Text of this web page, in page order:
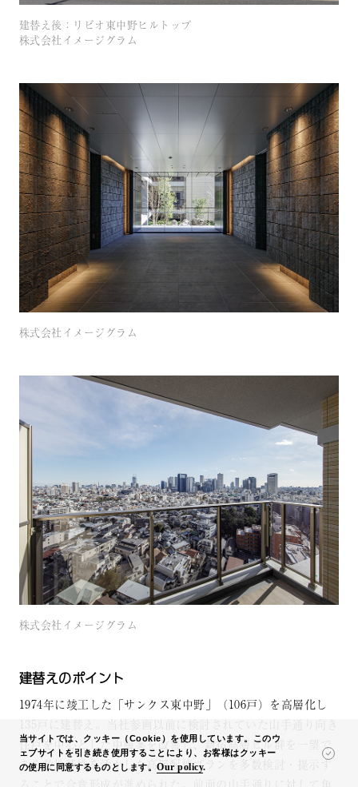
建替え後：リビオ東中野ヒルトップ
株式会社イメージグラム
株式会社イメージグラム
株式会社イメージグラム
建替えのポイント
1974年に竣工した「サンクス東中野」（106戸）を高層化し
135戸に建替え。当社参画以前に検討されていた山手通り向き
住戸を中心とした中層案を改善し、新宿高層ビル群を一望で
きる敷地特性を活かした高層配棟プランを多数検討・提示す
ることで合意形成が進められた。前面の山手通りに対して角
当サイトでは、クッキー（Cookie）を使用しています。このウ
ェブサイトを引き続き使用することにより、お客様はクッキー
の使用に同意するものとします。Our policy.